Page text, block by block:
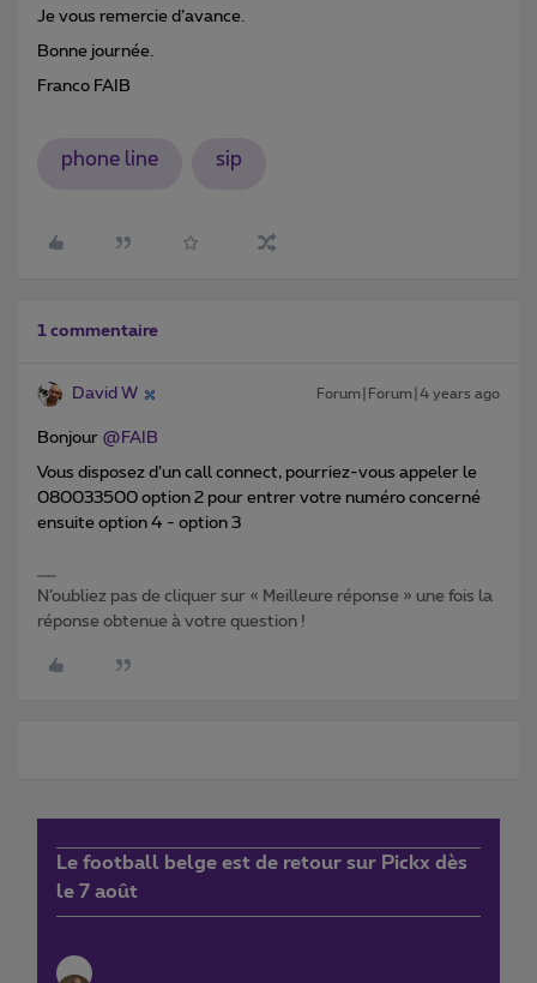
Je vous remercie d’avance.
Bonne journée.
Franco FAIB
phone line sip
1 commentaire
David W Forum|Forum|4 years ago
Bonjour @FAIB
Vous disposez d’un call connect, pourriez-vous appeler le
080033500 option 2 pour entrer votre numéro concerné
ensuite option 4 - option 3
N’oubliez pas de cliquer sur « Meilleure réponse » une fois la
réponse obtenue à votre question !
Le football belge est de retour sur Pickx dès
le 7 août